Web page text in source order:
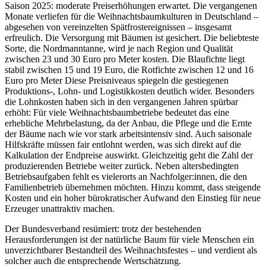
Saison 2025: moderate Preiserhöhungen erwartet. Die vergangenen
Monate verliefen für die Weihnachtsbaumkulturen in Deutschland –
abgesehen von vereinzelten Spätfrostereignissen – insgesamt
erfreulich. Die Versorgung mit Bäumen ist gesichert. Die beliebteste
Sorte, die Nordmanntanne, wird je nach Region und Qualität
zwischen 23 und 30 Euro pro Meter kosten. Die Blaufichte liegt
stabil zwischen 15 und 19 Euro, die Rotfichte zwischen 12 und 16
Euro pro Meter Diese Preisniveaus spiegeln die gestiegenen
Produktions-, Lohn- und Logistikkosten deutlich wider. Besonders
die Lohnkosten haben sich in den vergangenen Jahren spürbar
erhöht: Für viele Weihnachtsbaumbetriebe bedeutet das eine
erhebliche Mehrbelastung, da der Anbau, die Pflege und die Ernte
der Bäume nach wie vor stark arbeitsintensiv sind. Auch saisonale
Hilfskräfte müssen fair entlohnt werden, was sich direkt auf die
Kalkulation der Endpreise auswirkt. Gleichzeitig geht die Zahl der
produzierenden Betriebe weiter zurück. Neben altersbedingten
Betriebsaufgaben fehlt es vielerorts an Nachfolger:innen, die den
Familienbetrieb übernehmen möchten. Hinzu kommt, dass steigende
Kosten und ein hoher bürokratischer Aufwand den Einstieg für neue
Erzeuger unattraktiv machen.
Der Bundesverband resümiert: trotz der bestehenden
Herausforderungen ist der natürliche Baum für viele Menschen ein
unverzichtbarer Bestandteil des Weihnachtsfestes – und verdient als
solcher auch die entsprechende Wertschätzung.